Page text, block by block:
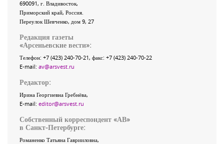
690091, г. Владивосток,
Приморский край, Россия
Переулок Шевченко, дом 9, 27
Редакция газеты
«Арсеньевские вести»:
Телефон: +7 (423) 240-70-21, факс: +7 (423) 240-70-22
E-mail: av@arsvest.ru
Редактор:
Ирина Георгиевна Гребнёва,
E-mail: editor@arsvest.ru
Собственный корреспондент «АВ»
в Санкт-Петербурге:
Романенко Татьяна Гаврииловна,